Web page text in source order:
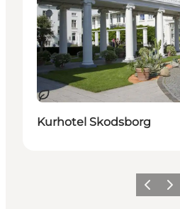
Duurzaam
Kurhotel Skodsborg
Vorige